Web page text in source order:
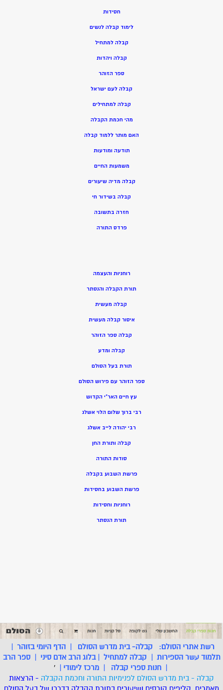
חסידות
לימוד קבלה לנשים
קבלה למתחיל
קבלה ויהדות
ספר הזוהר
קבלה לעם ישראל
קבלה למתחילים
מהי חכמת הקבלה
האם מותר ללמוד קבלה
תודעה ומודעות
משמעות החיים
קבלה מדיה שיעורים
קבלה בשידור חי
חזרה בתשובה
פרדס התורה
רוחניות והעצמה
תורת הקבלה והנסתר
קבלה מעשית
איסור קבלה מעשית
קבלה ספר הזוהר
קבלה ומדע
תורת בעל הסולם
ספר הזוהר עם פירוש הסולם
עץ חיים האר”י הקדוש
רבי ברוך שלום הלוי אשלג
רבי יהודה לייב אשלג
קבלה ותורת החן
סודות התורה
פרשת השבוע בקבלה
פרשת השבוע בחסידות
רוחניות וחסידות
תורת הנסתר
רשת אתרי הסולם: קבלה- בית מדרש הסולם |הדף היומי בזוהר
תלמוד עשר הספירות
קבלה למתחיל |בלוג הרב אדם סיני |ספר הרב
חנות ספרי קבלה מרכז לימודי
'
קבלה - בית מדרש הסולם לפנימיות התורה וחכמת הקבלה - הרצאות